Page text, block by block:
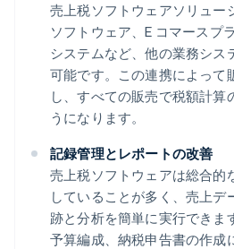
売上税ソフトウェアソリュー
ソフトウェア、E コマースプ
システムなど、他の業務シス
可能です。この連携によって
し、すべての販売で税額計算
うになります。
記録管理とレポートの改善
売上税ソフトウェアは総合的
していることが多く、売上デ
跡と分析を簡単に実行できま
予算編成、納税申告書の作成